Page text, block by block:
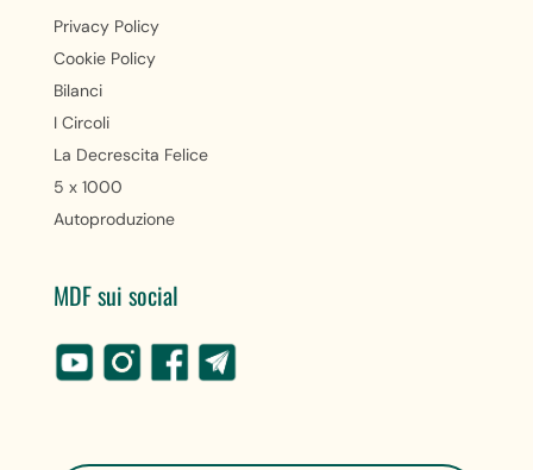
Privacy Policy
Cookie Policy
Bilanci
I Circoli
La Decrescita Felice
5 x 1000
Autoproduzione
MDF sui social